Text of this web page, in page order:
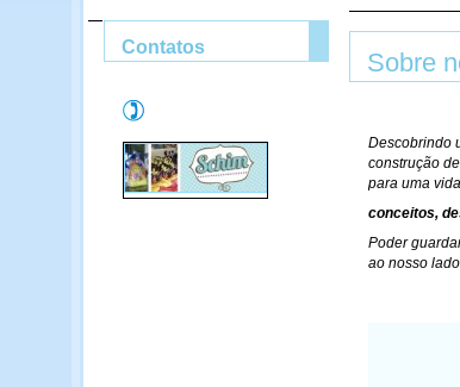
Sobre
Descobrindo
construção
para uma
conceitos,
Poder
ao nosso
Contatos